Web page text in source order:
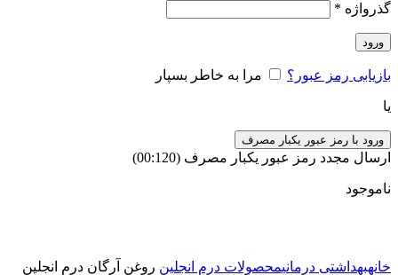
گذرواژه *
ورود
بازیابی رمز عبور؟ مرا به خاطر بسپار
یا
ورود با رمز عبور یکبار مصرف
ارسال مجدد رمز عبور یکبار مصرف (00:
120
)
ناموجود
خانهبهداشتی درمانیمحصولات درم انجلین روغن آرگان درم انجلین